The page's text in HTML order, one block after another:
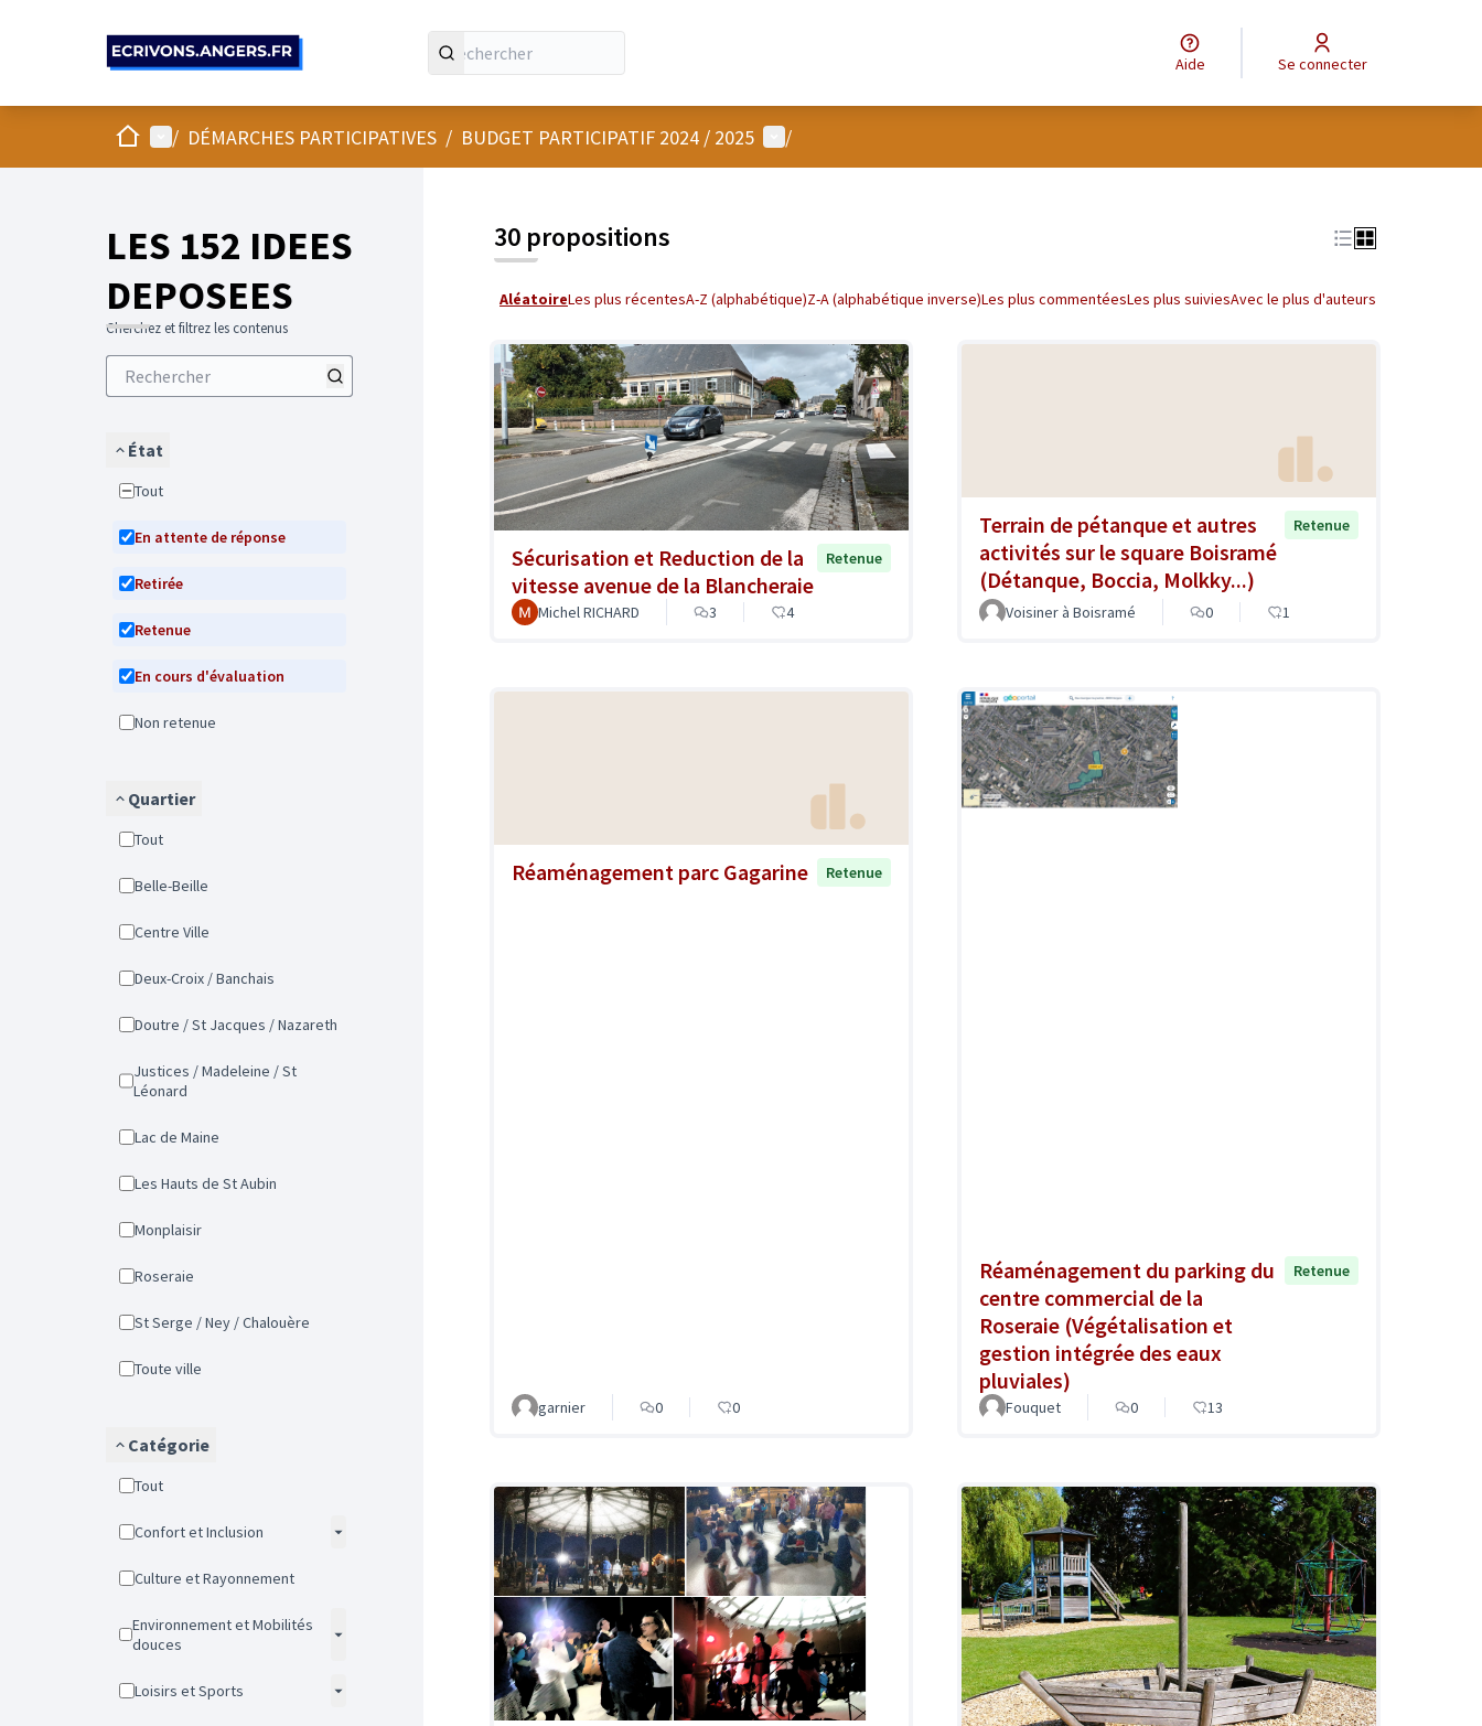
Aide Se connecter
AccueilMenu principal
/ DÉMARCHES PARTICIPATIVES / BUDGET PARTICIPATIF 2024 / 2025 Menu utilisateur
/
LES 152 IDEES
DEPOSEES
Cherchez et filtrez les contenus
État
Tout
En attente de réponse
Retirée
Retenue
En cours d'évaluation
Non retenue
Quartier
Tout
Belle-Beille
Centre Ville
Deux-Croix / Banchais
Doutre / St Jacques / Nazareth
Justices / Madeleine / St
Léonard
Lac de Maine
Les Hauts de St Aubin
Monplaisir
Roseraie
St Serge / Ney / Chalouère
Toute ville
Catégorie
Tout
Confort et Inclusion
Culture et Rayonnement
Environnement et Mobilités
douces
Loisirs et Sports
30 propositions
AléatoireLes plus récentesA-Z (alphabétique)Z-A (alphabétique inverse)Les plus commentéesLes plus suiviesAvec le plus d'auteurs
Sécurisation et Reduction de la
vitesse avenue de la Blancheraie
Retenue
Michel RICHARD 3 4
Terrain de pétanque et autres
activités sur le square Boisramé
(Détanque, Boccia, Molkky...)
Retenue
Voisiner à Boisramé 0 1
Réaménagement parc Gagarine Retenue
garnier 0 0
Réaménagement du parking du
centre commercial de la
Roseraie (Végétalisation et
gestion intégrée des eaux
pluviales)
Retenue
Fouquet 0 13